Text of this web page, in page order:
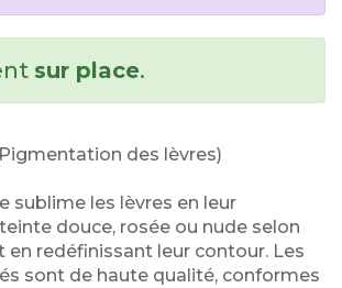
sur place.
des lèvres)
sublime les lèvres en leur
douce, rosée ou nude selon
en redéfinissant leur contour. Les
sont de haute qualité, conformes